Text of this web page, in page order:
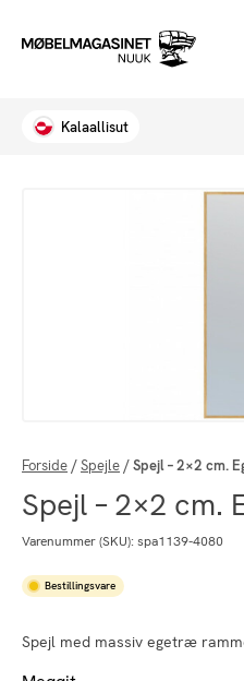
Kalaallisut
Forside /Spejle /Spejl – 2×2 cm.
Spejl – 2×2 cm.
Varenummer (SKU): spa1139-4080
Bestillingsvare
Spejl med massiv egetræ